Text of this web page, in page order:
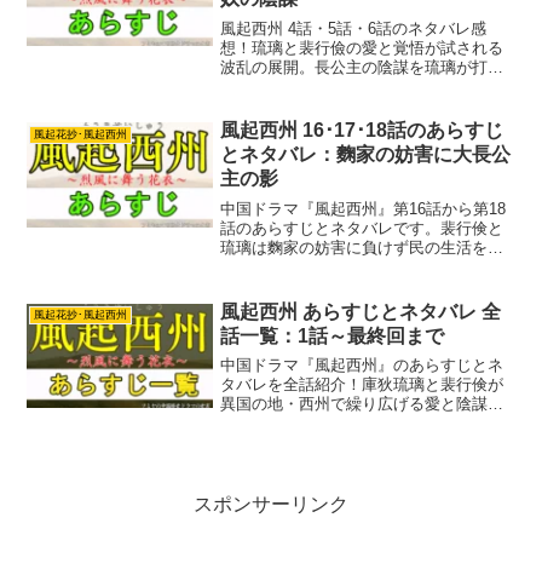
風起西州 4話・5話・6話のネタバレ感
想！琉璃と裴行儉の愛と覚悟が試される
波乱の展開。長公主の陰謀を琉璃が打ち
風起花抄･風起西州
風起西州 16･17･18話のあらすじ
とネタバレ：麴家の妨害に大長公
主の影
中国ドラマ『風起西州』第16話から第18
話のあらすじとネタバレです。裴行倹と
琉璃は麴家の妨害に負けず民の生活を安
に陥れます。琉璃は負傷し事態は悪化。
夫婦は協力してこの危機を乗り越えよう
とするのですが。
風起花抄･風起西州
風起西州 あらすじとネタバレ 全
話一覧：1話～最終回まで
中国ドラマ『風起西州』のあらすじとネ
タバレを全話紹介！庫狄琉璃と裴行倹が
異国の地・西州で繰り広げる愛と陰謀の
スポンサーリンク